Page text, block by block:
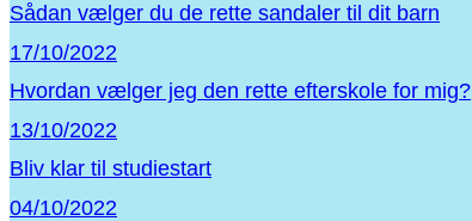
Sådan vælger du de rette sandaler til dit barn
17/10/2022
Hvordan vælger jeg den rette efterskole for mig?
13/10/2022
Bliv klar til studiestart
04/10/2022